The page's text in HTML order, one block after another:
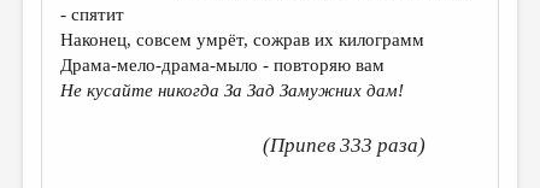
РЕДКОЛЛЕГИЯ
ОТ РЕДАКЦИИ
- спятит
Наконец, совсем умрёт, сожрав их килограмм
Драма-мело-драма-мыло - повторяю вам
Hе кусайте никогда За Зад Замужних дам!
(Припев 333 раза)